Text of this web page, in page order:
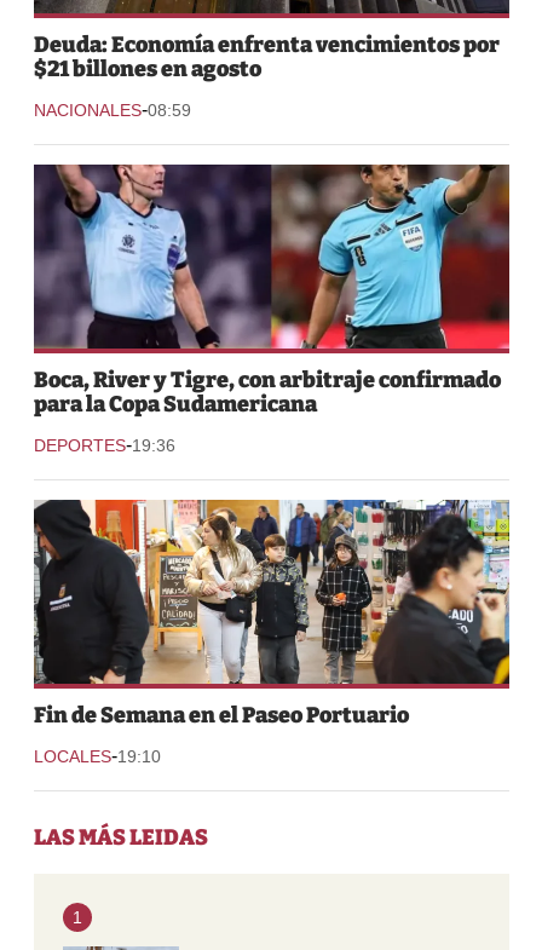
Deuda: Economía enfrenta vencimientos por
$21 billones en agosto
NACIONALES-08:59
Boca, River y Tigre, con arbitraje confirmado
para la Copa Sudamericana
DEPORTES-19:36
Fin de Semana en el Paseo Portuario
LOCALES-19:10
LAS MÁS LEIDAS
1